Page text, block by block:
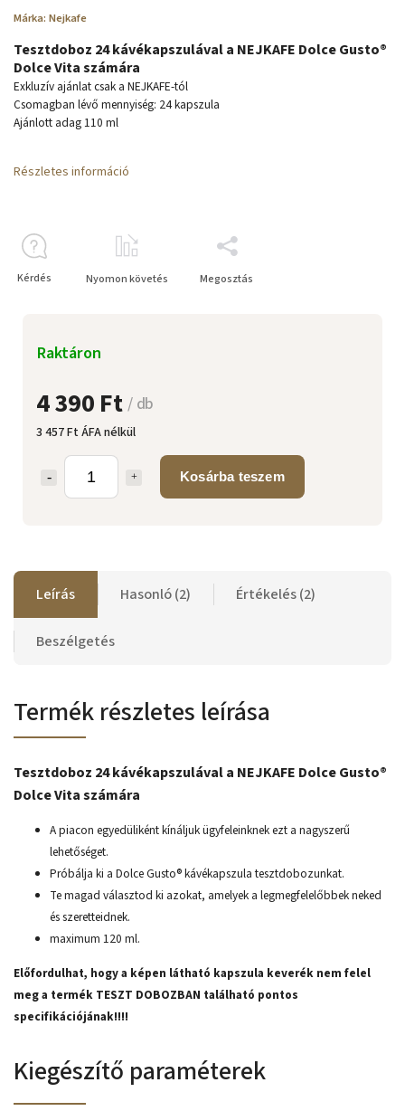
Márka: Nejkafe
4 390 Ft/ db
3 457 Ft ÁFA nélkül
Kosárba teszem
Raktáron
Tesztdoboz 24 kávékapszulával a NEJKAFE Dolce Gusto®
Dolce Vita számára
Exkluzív ajánlat csak a NEJKAFE-tól
Csomagban lévő mennyiség: 24 kapszula
Ajánlott adag 110 ml
Részletes információ
Kérdés Nyomon követés Megosztás
Leírás Hasonló (2) Értékelés (2)
Beszélgetés
Termék részletes leírása
Tesztdoboz 24 kávékapszulával a NEJKAFE Dolce Gusto®
Dolce Vita számára
A piacon egyedüliként kínáljuk ügyfeleinknek ezt a nagyszerű
lehetőséget.
Próbálja ki a Dolce Gusto® kávékapszula tesztdobozunkat.
Te magad választod ki azokat, amelyek a legmegfelelőbbek neked
és szeretteidnek.
maximum 120 ml.
Előfordulhat, hogy a képen látható kapszula keverék nem felel
meg a termék TESZT DOBOZBAN található pontos
specifikációjának!!!!
Kiegészítő paraméterek